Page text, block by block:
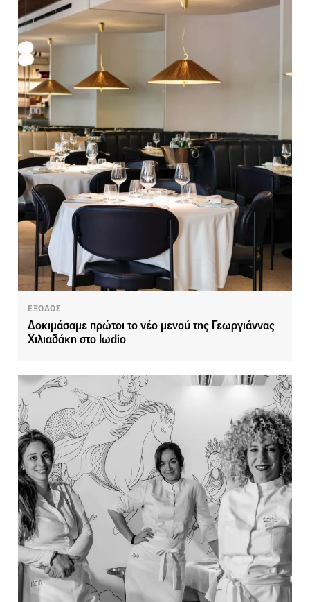
ΕΞΟΔΟΣ
Δοκιμάσαμε πρώτοι το νέο μενού της Γεωργιάννας
Χιλιαδάκη στο Iωdio